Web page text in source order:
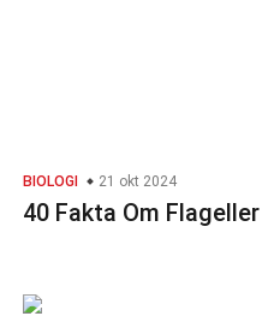
BIOLOGI 21 okt 2024
40 Fakta Om Flageller